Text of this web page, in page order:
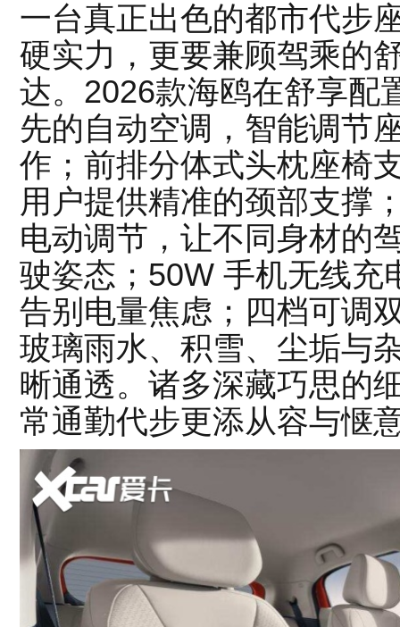
一台真正出色的都市代步
硬实力，更要兼顾驾乘的
达。2026款海鸥在舒享配
先的自动空调，智能调节
作；前排分体式头枕座椅
用户提供精准的颈部支撑
电动调节，让不同身材的
驶姿态；50W 手机无线充
告别电量焦虑；四档可调
玻璃雨水、积雪、尘垢与
晰通透。诸多深藏巧思的
常通勤代步更添从容与惬